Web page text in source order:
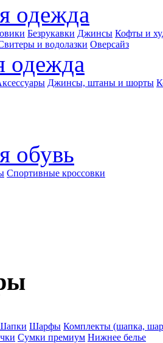
одежда
Безрукавки Джинсы Кофты и
и водолазки Оверсайз
одежда
Джинсы, штаны и шорты
обувь
Спортивные кроссовки
Шарфы Комплекты (шапка,
Сумки премиум Нижнее белье